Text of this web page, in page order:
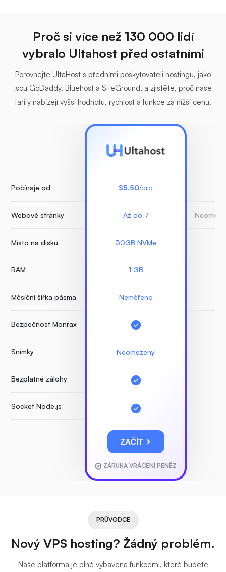
Proč si více než 130 000 lidí
vybralo Ultahost před ostatními
Porovnejte UltaHost s předními poskytovateli hostingu, jako
jsou GoDaddy, Bluehost a SiteGround, a zjistěte, proč naše
tarify nabízejí vyšší hodnotu, rychlost a funkce za nižší cenu.
Počínaje od
Webové stránky
Místo na disku
RAM
Měsíční šířka pásma
Bezpečnost Monrax
Snímky
Bezplatné zálohy
Socket Node.js
$5.50/pro
Až do 7
30GB NVMe
1 GB
Neměřeno
Neomezený
ZAČÍT
ZÁRUKA VRÁCENÍ PENĚZ
PRŮVODCE
Nový VPS hosting? Žádný problém.
Naše platforma je plně vybavena funkcemi, které budete